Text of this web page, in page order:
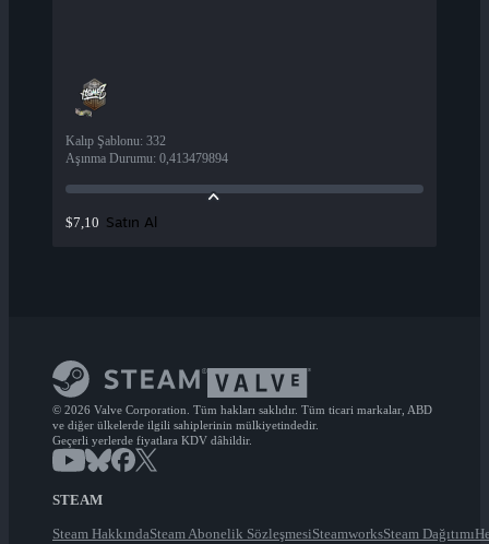
Kalıp Şablonu: 332
Aşınma Durumu: 0,413479894
$7,10 Satın Al
© 2026 Valve Corporation. Tüm hakları saklıdır. Tüm ticari markalar, ABD
ve diğer ülkelerde ilgili sahiplerinin mülkiyetindedir.
Geçerli yerlerde fiyatlara KDV dâhildir.
STEAM
Steam HakkındaSteam Abonelik SözleşmesiSteamworksSteam Dağıtımı